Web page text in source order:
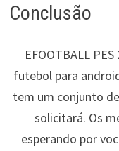
Conclusão
EFOOTBALL
futebol para
tem um conjunto
solicitará. Os
esperando por